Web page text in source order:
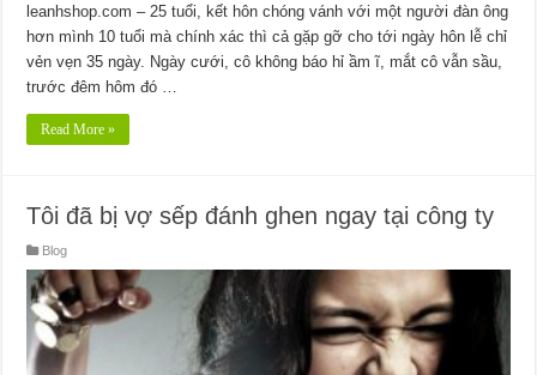
leanhshop.com – 25 tuổi, kết hôn chóng vánh với một người đàn ông
hơn mình 10 tuổi mà chính xác thì cả gặp gỡ cho tới ngày hôn lễ chỉ
vẻn vẹn 35 ngày. Ngày cưới, cô không báo hỉ ầm ĩ, mắt cô vẫn sầu,
trước đêm hôm đó …
Read More »
Tôi đã bị vợ sếp đánh ghen ngay tại công ty
Blog